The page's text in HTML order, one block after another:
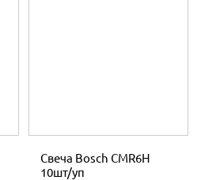
Свеча Bosch CMR6H
10шт/уп